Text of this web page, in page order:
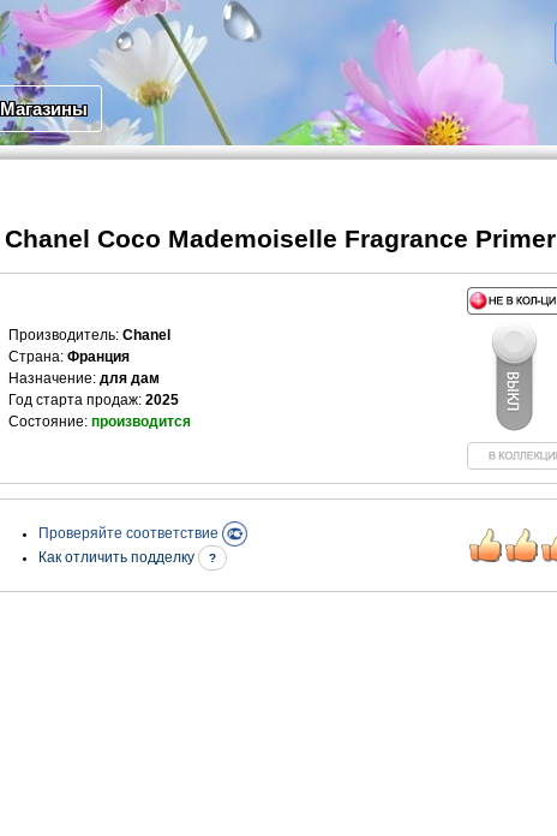
Магазины
Chanel Coco Mademoiselle Fragrance Primer
Производитель: Chanel
Страна: Франция
Назначение: для дам
Год старта продаж: 2025
Состояние: производится
Проверяйте соответствие
Как отличить подделку
?